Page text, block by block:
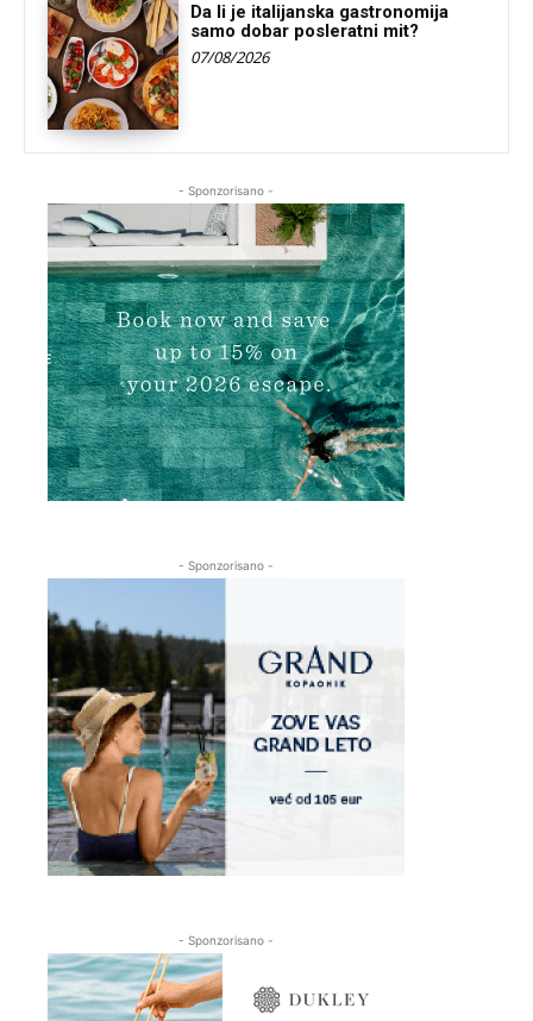
Da li je italijanska gastronomija
samo dobar posleratni mit?
07/08/2026
- Sponzorisano -
- Sponzorisano -
- Sponzorisano -